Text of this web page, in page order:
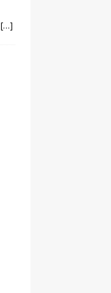
[…]